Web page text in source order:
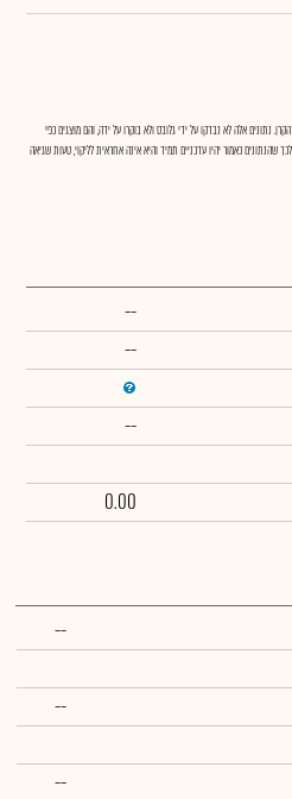
נתונים אלה לא נבדקו על ידי גלובס ולא בוקרו על ידה, והם מוצגים כפי
שהנתונים כאמור יהיו עדכניים תמיד והיא אינה אחראית לליקוי, טעות שגיאה
--
--
--
0.00
--
--
--